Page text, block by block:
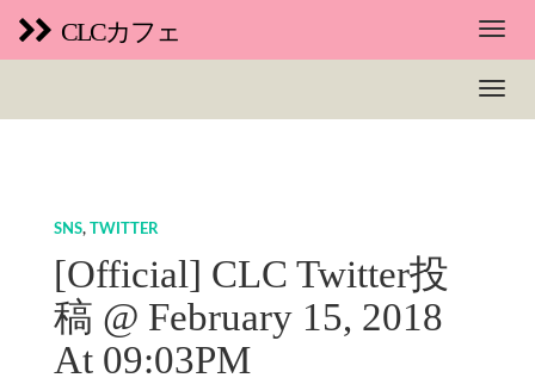
CLCカフェ
SNS, TWITTER
[Official] CLC Twitter投
稿 @ February 15, 2018
At 09:03PM